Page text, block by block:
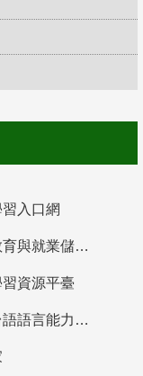
入口網
青年教育與就業儲蓄帳戶
資源平臺
臺灣台語語言能力認證網站